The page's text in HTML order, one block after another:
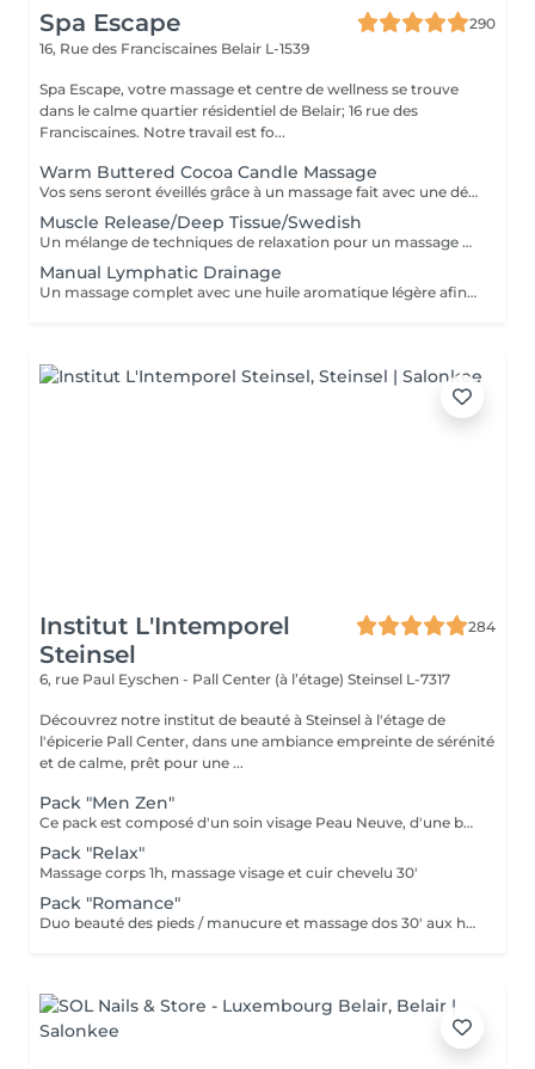
Spa Escape
290
16, Rue des Franciscaines Belair L-1539
Spa Escape, votre massage et centre de wellness se trouve
dans le calme quartier résidentiel de Belair; 16 rue des
Franciscaines. Notre travail est fo...
Warm Buttered Cocoa Candle Massage
Vos sens seront éveillés grâce à un massage fait avec une délicate barre fondante parfumée. Une douce et profonde relaxation s'installera et glissera sur votre corps en diffusant sa chaleur et sa douceur. Ce soin commence par un rafraîchissement stimulant des pieds pour favoriser la circulation sanguine et la relaxation. Pression légère à médium
Muscle Release/Deep Tissue/Swedish
Un mélange de techniques de relaxation pour un massage en profondeur adapté à la fatigue de vos muscles et à vos besoins afin d'éliminer le stress de notre quotidien. Ce soin commence par un rafraîchissement stimulant des pieds pour favoriser la circulation sanguine et la relaxation.
Manual Lymphatic Drainage
Un massage complet avec une huile aromatique légère afin d'éliminer les toxines de votre système lymphatique. Ce massage par pression très légère est cependant très efficace. Il élimine les toxines, réduit la rétention d'eau, C'est une merveilleuse detox pour votre corps
Institut L'Intemporel
Steinsel
284
6, rue Paul Eyschen - Pall Center (à l’étage) Steinsel L-7317
Découvrez notre institut de beauté à Steinsel à l'étage de
l'épicerie Pall Center, dans une ambiance empreinte de sérénité
et de calme, prêt pour une ...
Pack "Men Zen"
Ce pack est composé d'un soin visage Peau Neuve, d'une beauté des pieds et d'un massage "Escale à Marrakech" (1h de massage) déconnection et expérience sensorielle Pour récupérer un homme zen :-)
Pack "Relax"
Massage corps 1h, massage visage et cuir chevelu 30'
Pack "Romance"
Duo beauté des pieds / manucure et massage dos 30' aux huiles chaudes